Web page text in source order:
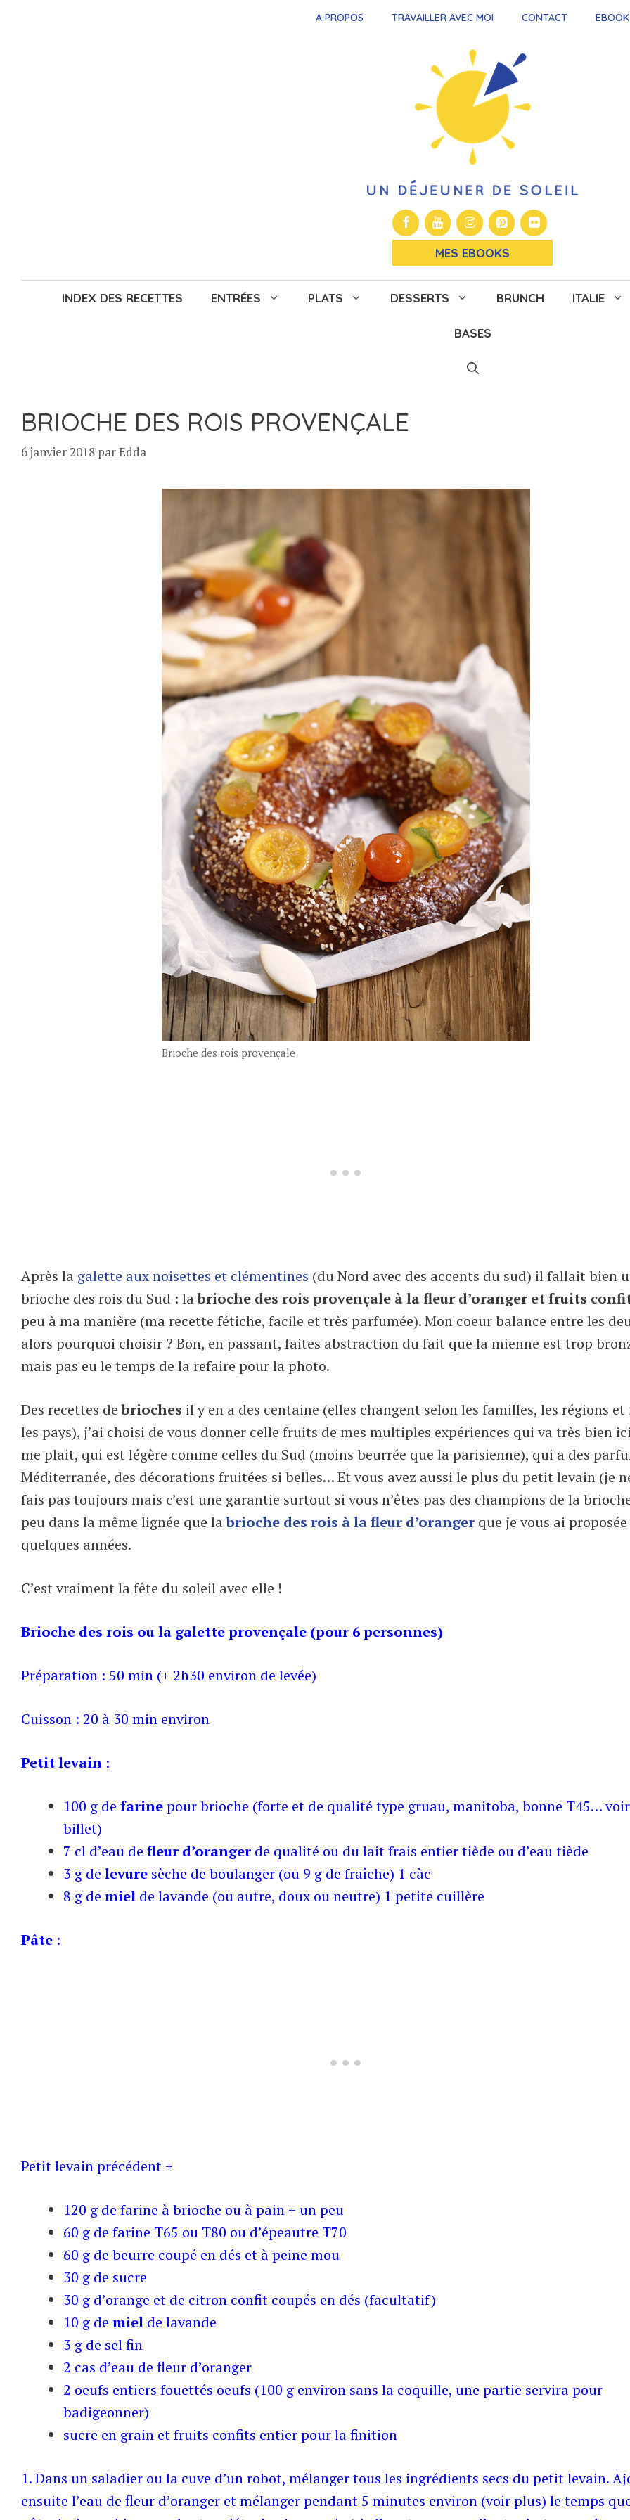
A PROPOS TRAVAILLER AVEC MOI CONTACT EBOOK
MES EBOOKS
INDEX DES RECETTES ENTRÉES PLATS DESSERTS BRUNCH ITALIE
BASES
BRIOCHE DES ROIS PROVENÇALE
6 janvier 2018 parEdda
Brioche des rois provençale
Après la galette aux noisettes et clémentines (du Nord avec des accents du sud) il fallait bien
brioche des rois du Sud : labrioche des rois provençale à la fleur d’oranger et fruits
peu à ma manière (ma recette fétiche, facile et très parfumée). Mon coeur balance entre les
alors pourquoi choisir ? Bon, en passant, faites abstraction du fait que la mienne est trop
mais pas eu le temps de la refaire pour la photo.
Des recettes debrioches il y en a des centaine (elles changent selon les familles, les régions et
les pays), j’ai choisi de vous donner celle fruits de mes multiples expériences qui va très bien
me plait, qui est légère comme celles du Sud (moins beurrée que la parisienne), qui a des
Méditerranée, des décorations fruitées si belles… Et vous avez aussi le plus du petit levain (je
fais pas toujours mais c’est une garantie surtout si vous n’êtes pas des champions de la
peu dans la même lignée que labrioche des rois à la fleur d’oranger que je vous ai
quelques années.
C’est vraiment la fête du soleil avec elle !
Brioche des rois ou la galette provençale (pour 6 personnes)
Préparation : 50 min (+ 2h30 environ de levée)
Cuisson : 20 à 30 min environ
Petit levain :
100 g de farinepour brioche (forte et de qualité type gruau, manitoba, bonne T45…
billet)
7 cl d’eau de fleur d’oranger de qualité ou du lait frais entier tiède ou d’eau tiède
3 g de levure sèche de boulanger (ou 9 g de fraîche) 1 càc
8 g de miel de lavande (ou autre, doux ou neutre) 1 petite cuillère
Pâte :
Petit levain précédent +
120 g de farine à brioche ou à pain + un peu
60 g de farine T65 ou T80 ou d’épeautre T70
60 g de beurre coupé en dés et à peine mou
30 g de sucre
30 g d’orange et de citron confit coupés en dés (facultatif)
10 g de miel de lavande
3 g de sel fin
2 cas d’eau de fleur d’oranger
2 oeufs entiers fouettés oeufs (100 g environ sans la coquille, une partie servira pour
badigeonner)
sucre en grain et fruits confits entier pour la finition
1. Dans un saladier ou la cuve d’un robot, mélanger tous les ingrédients secs du petit levain.
ensuite l’eau de fleur d’oranger et mélanger pendant 5 minutes environ (voir plus) le temps